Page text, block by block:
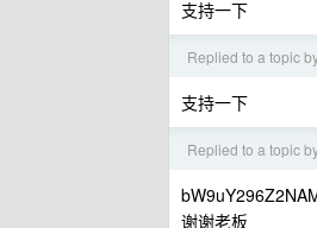
支持一下
Replied to a topic
支持一下
Replied to a topic
谢谢老板